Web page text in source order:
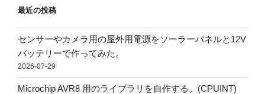
最近の投稿
センサーやカメラ用の屋外用電源をソーラーパネルと12V
バッテリーで作ってみた。
2026-07-29
Microchip AVR8 用のライブラリを自作する。(CPUINT)